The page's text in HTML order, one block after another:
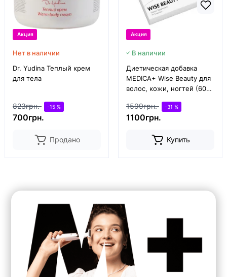
Акция
Нет в наличии
Dr. Yudina Теплый крем
для тела
823грн. -15 %
700грн.
Продано
Акция
В наличии
Диетическая добавка
MEDICA+ Wise Beauty для
волос, кожи, ногтей (60
1599грн. -31 %
1100грн.
Купить